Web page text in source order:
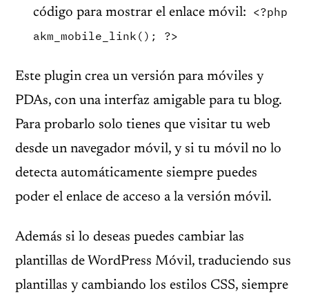
código para mostrar el enlace móvil: <?php
akm_mobile_link(); ?>
Este plugin crea un versión para móviles y
PDAs, con una interfaz amigable para tu blog.
Para probarlo solo tienes que visitar tu web
desde un navegador móvil, y si tu móvil no lo
detecta automáticamente siempre puedes
poder el enlace de acceso a la versión móvil.
Además si lo deseas puedes cambiar las
plantillas de WordPress Móvil, traduciendo sus
plantillas y cambiando los estilos CSS, siempre